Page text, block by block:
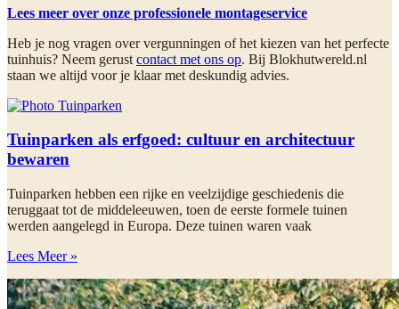
Lees meer over onze professionele montageservice
Heb je nog vragen over vergunningen of het kiezen van het perfecte
tuinhuis? Neem gerust contact met ons op. Bij Blokhutwereld.nl
staan we altijd voor je klaar met deskundig advies.
Tuinparken als erfgoed: cultuur en architectuur
bewaren
Tuinparken hebben een rijke en veelzijdige geschiedenis die
teruggaat tot de middeleeuwen, toen de eerste formele tuinen
werden aangelegd in Europa. Deze tuinen waren vaak
Lees Meer »